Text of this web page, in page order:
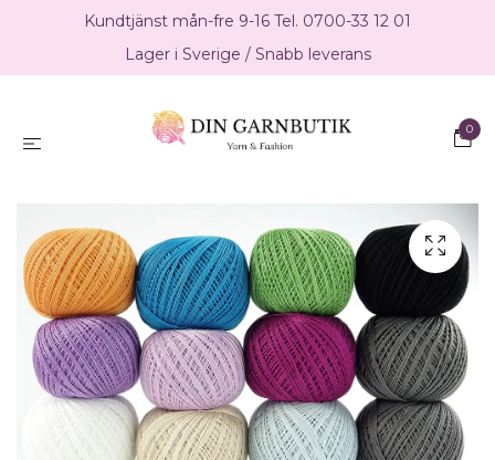
Kundtjänst mån-fre 9-16 Tel. 0700-33 12 01
Lager i Sverige / Snabb leverans
0